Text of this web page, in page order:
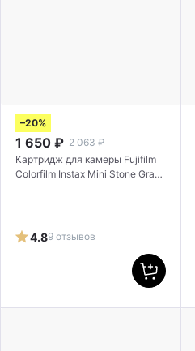
–20%
1 650 ₽ 2 063 ₽
Картридж для камеры Fujifilm
Colorfilm Instax Mini Stone Gray
4.89 отзывов